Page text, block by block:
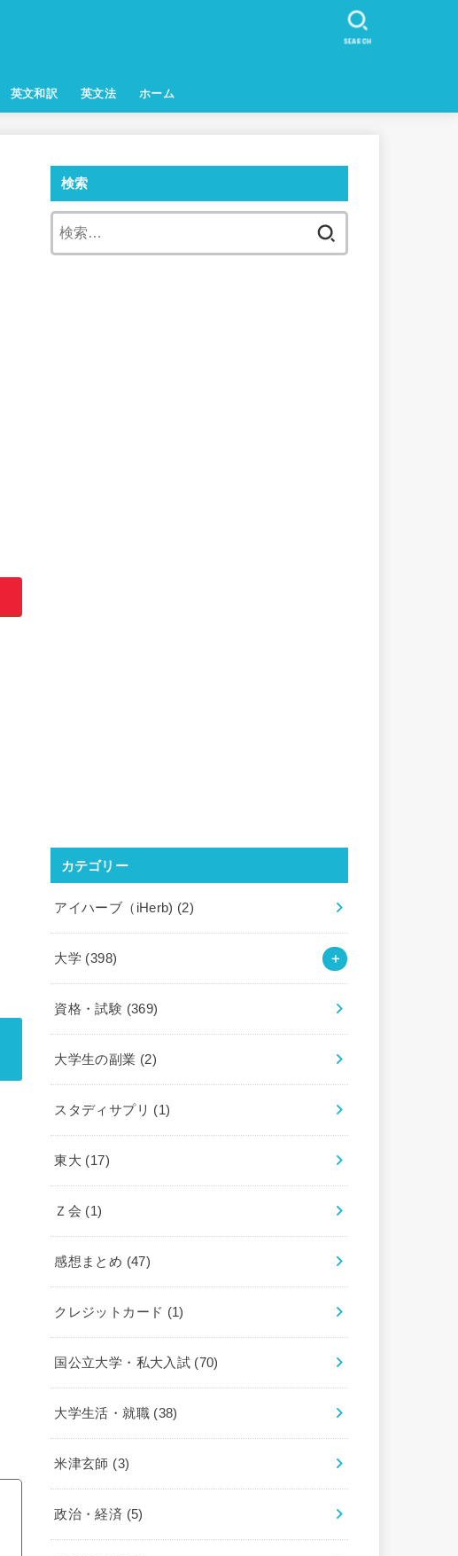
英文和訳 英文法 ホーム
SEARCH
検索
カテゴリー
アイハーブ（iHerb) (2)
大学 (398)
資格・試験 (369)
大学生の副業 (2)
スタディサプリ (1)
東大 (17)
Ｚ会 (1)
感想まとめ (47)
クレジットカード (1)
国公立大学・私大入試 (70)
大学生活・就職 (38)
米津玄師 (3)
政治・経済 (5)